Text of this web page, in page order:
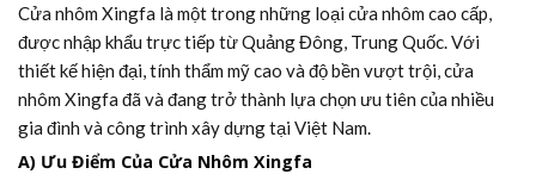
Cửa nhôm Xingfa là một trong những loại cửa nhôm cao cấp,
được nhập khẩu trực tiếp từ Quảng Đông, Trung Quốc. Với
thiết kế hiện đại, tính thẩm mỹ cao và độ bền vượt trội, cửa
nhôm Xingfa đã và đang trở thành lựa chọn ưu tiên của nhiều
gia đình và công trình xây dựng tại Việt Nam.
A) Ưu Điểm Của Cửa Nhôm Xingfa